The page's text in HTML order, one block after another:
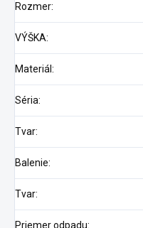
Rozmer:
VÝŠKA:
Materiál :
Séria:
Tvar:
Balenie:
Tvar:
Priemer odpadu: